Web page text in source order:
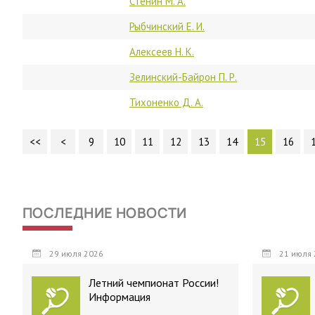
Рыбчинский Е. И.
Алексеев Н. К.
Зелинский-Байрон П. Р.
Тихоненко Д. А.
<< < 9 10 11 12 13 14 15 16
ПОСЛЕДНИЕ НОВОСТИ
29 июля 2026
Летний чемпионат России!
Информация
21 июля